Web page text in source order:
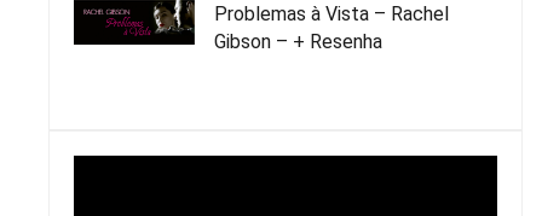
Problemas à Vista – Rachel
Gibson – + Resenha